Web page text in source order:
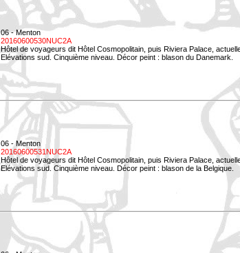
06 - Menton
20160600530NUC2A
Hôtel de voyageurs dit Hôtel Cosmopolitain, puis Riviera Palace,
Elévations sud. Cinquième niveau. Décor peint : blason du Danemark.
06 - Menton
20160600531NUC2A
Hôtel de voyageurs dit Hôtel Cosmopolitain, puis Riviera Palace,
Elévations sud. Cinquième niveau. Décor peint : blason de la Belgique.